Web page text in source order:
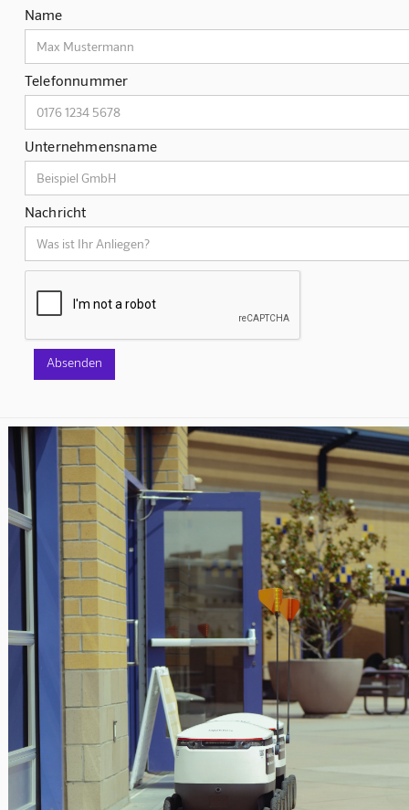
Name
Telefonnummer
Unternehmensname
Nachricht